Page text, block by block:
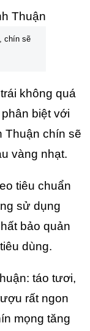
chín sẽ
không quá
biệt với
Thuận chín sẽ
vàng nhạt.
tiêu chuẩn
sử dụng
bảo quản
dùng.
táo tươi,
rất ngon
mọng tăng